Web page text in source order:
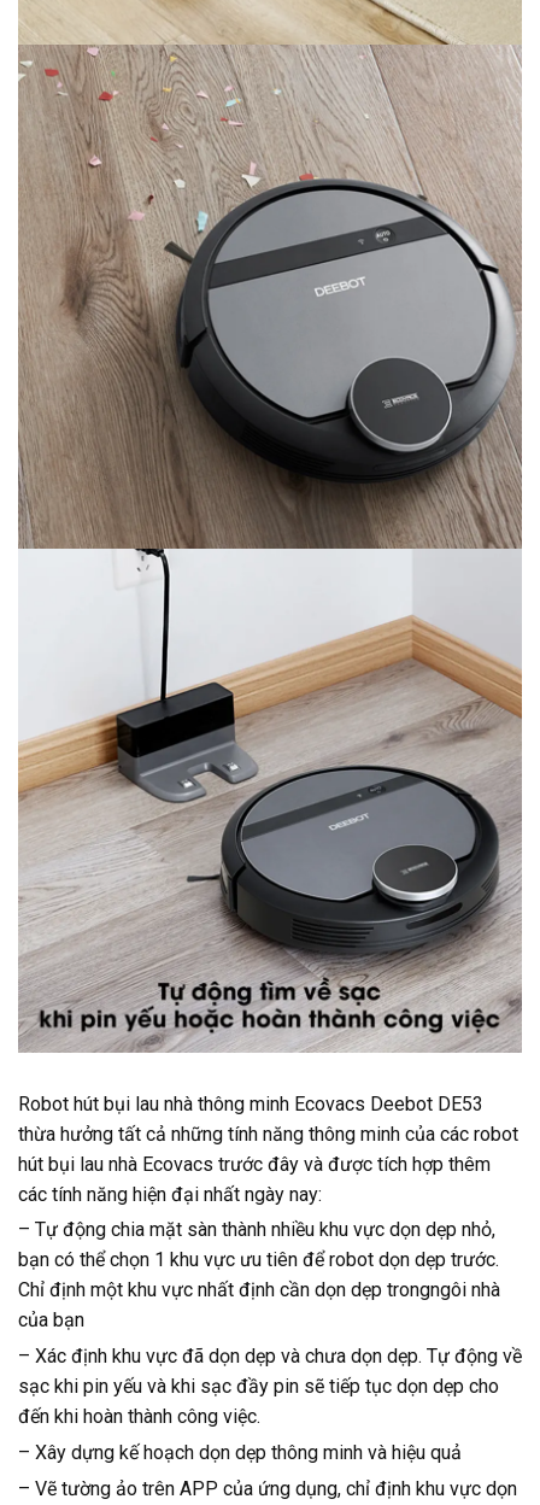
Robot hút bụi lau nhà thông minh Ecovacs Deebot DE53
thừa hưởng tất cả những tính năng thông minh của các robot
hút bụi lau nhà Ecovacs trước đây và được tích hợp thêm
các tính năng hiện đại nhất ngày nay:
– Tự động chia mặt sàn thành nhiều khu vực dọn dẹp nhỏ,
bạn có thể chọn 1 khu vực ưu tiên để robot dọn dẹp trước.
Chỉ định một khu vực nhất định cần dọn dẹp trongngôi nhà
của bạn
– Xác định khu vực đã dọn dẹp và chưa dọn dẹp. Tự động về
sạc khi pin yếu và khi sạc đầy pin sẽ tiếp tục dọn dẹp cho
đến khi hoàn thành công việc.
– Xây dựng kế hoạch dọn dẹp thông minh và hiệu quả
– Vẽ tường ảo trên APP của ứng dụng, chỉ định khu vực dọn